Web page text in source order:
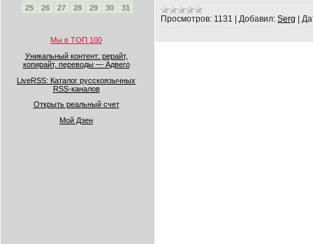
25
26 27 28 29 30 31
Мы в ТОП 100
Уникальный контент: рерайт,
копирайт, переводы — Адвего
LiveRSS: Каталог русскоязычных
RSS-каналов
Открыть реальный счет
Мой Дзен
Просмотров: 1131 | Добавил: Serg |